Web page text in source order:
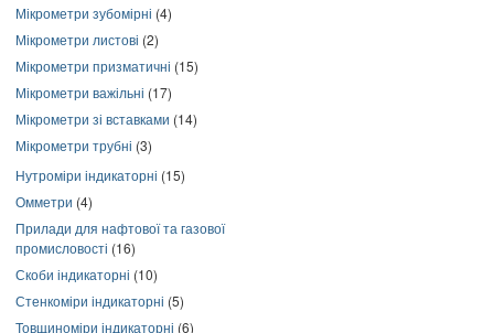
Мікрометри зубомірні (4)
Мікрометри листові (2)
Мікрометри призматичні (15)
Мікрометри важільні (17)
Мікрометри зі вставками (14)
Мікрометри трубні (3)
Нутроміри індикаторні (15)
Омметри (4)
Прилади для нафтової та газової
промисловості (16)
Скоби індикаторні (10)
Стенкоміри індикаторні (5)
Товщиноміри індикаторні (6)